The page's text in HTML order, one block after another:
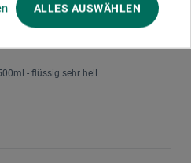
ALLES AUSWÄHLEN
22.04.2020
- flüssig sehr hell